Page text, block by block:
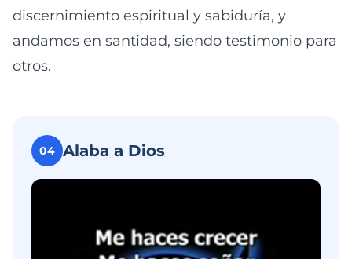
discernimiento espiritual y sabiduría, y
andamos en santidad, siendo testimonio para
otros.
04 Alaba a Dios